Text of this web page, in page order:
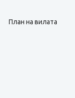
План на вилата